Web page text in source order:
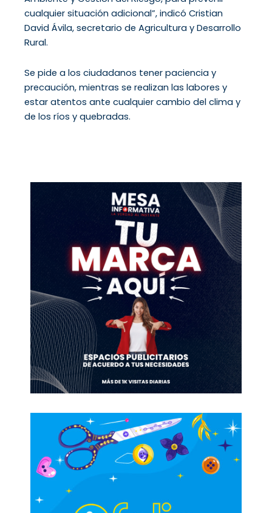
cualquier situación adicional”, indicó Cristian
David Ávila, secretario de Agricultura y Desarrollo
Rural.
Se pide a los ciudadanos tener paciencia y
precaución, mientras se realizan las labores y
estar atentos ante cualquier cambio del clima y
de los ríos y quebradas.